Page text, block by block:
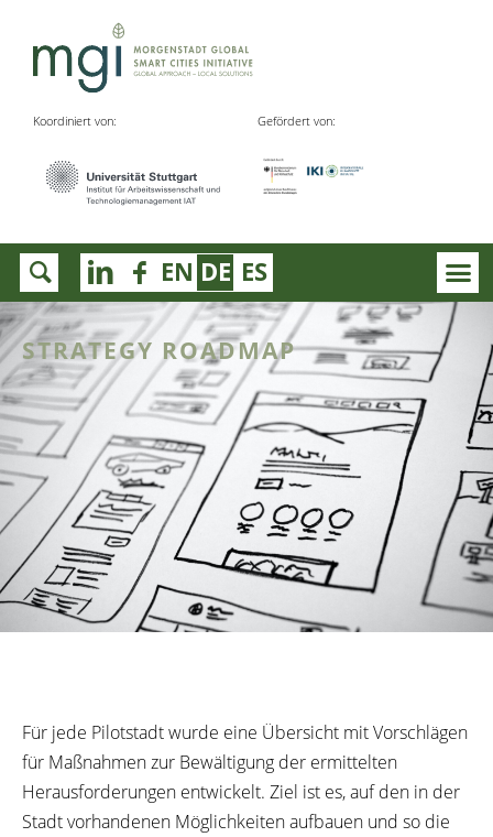
Koordiniert von: Gefördert von:
EN DE ES
STRATEGY ROADMAP
Für jede Pilotstadtwurde eine Übersicht mitVorschlägen
für Maßnahmenzur Bewältigung der ermittelten
Herausforderungen entwickelt. Ziel ist es,auf den in der
Stadtvorhandenen Möglichkeitenaufbauen und so die